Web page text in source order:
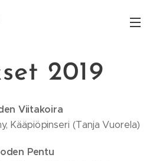
2019
Viitakoira
Kääpiöpinseri (Tanja Vuorela)
Pentu